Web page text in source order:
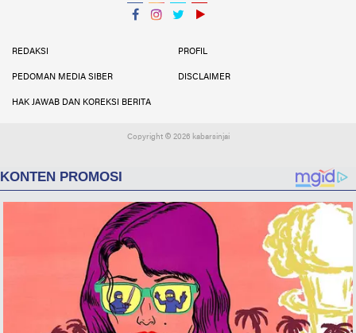
REDAKSI
PROFIL
PEDOMAN MEDIA SIBER DISCLAIMER
HAK JAWAB DAN KOREKSI BERITA
Copyright © 2026 kabarsinjai